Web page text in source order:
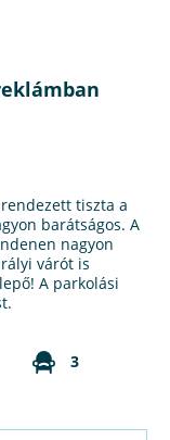
tiszta a
barátságos. A
nagyon
várót is
A parkolási
3